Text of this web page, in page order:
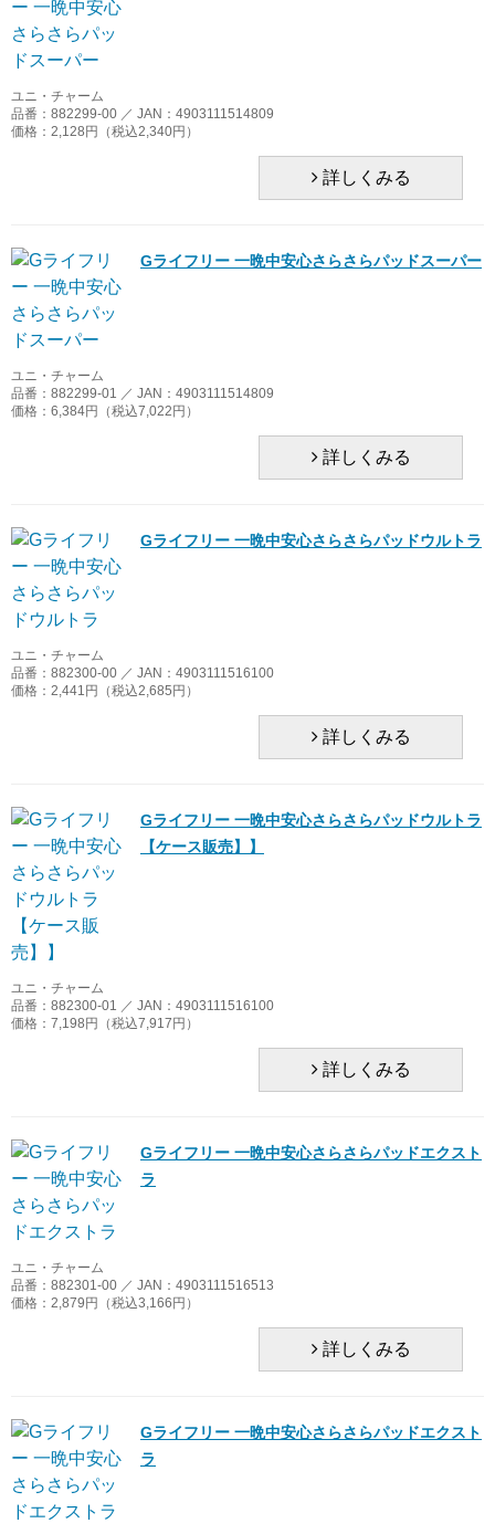
ユニ・チャーム
品番：882299-00 ／ JAN：4903111514809
価格：2,128円（税込2,340円）
詳しくみる
Gライフリー 一晩中安心さらさらパッドスーパー
ユニ・チャーム
品番：882299-01 ／ JAN：4903111514809
価格：6,384円（税込7,022円）
詳しくみる
Gライフリー 一晩中安心さらさらパッドウルトラ
ユニ・チャーム
品番：882300-00 ／ JAN：4903111516100
価格：2,441円（税込2,685円）
詳しくみる
Gライフリー 一晩中安心さらさらパッドウルトラ
【ケース販売】】
ユニ・チャーム
品番：882300-01 ／ JAN：4903111516100
価格：7,198円（税込7,917円）
詳しくみる
Gライフリー 一晩中安心さらさらパッドエクスト
ラ
ユニ・チャーム
品番：882301-00 ／ JAN：4903111516513
価格：2,879円（税込3,166円）
詳しくみる
Gライフリー 一晩中安心さらさらパッドエクスト
ラ